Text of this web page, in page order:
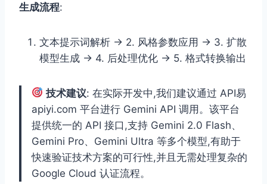
生成流程:
文本提示词解析 → 2. 风格参数应用 → 3. 扩散
模型生成 → 4. 后处理优化 → 5. 格式转换输出
技术建议: 在实际开发中,我们建议通过 API易
apiyi.com 平台进行 Gemini API 调用。该平台
提供统一的 API 接口,支持 Gemini 2.0 Flash、
Gemini Pro、Gemini Ultra 等多个模型,有助于
快速验证技术方案的可行性,并且无需处理复杂的
Google Cloud 认证流程。